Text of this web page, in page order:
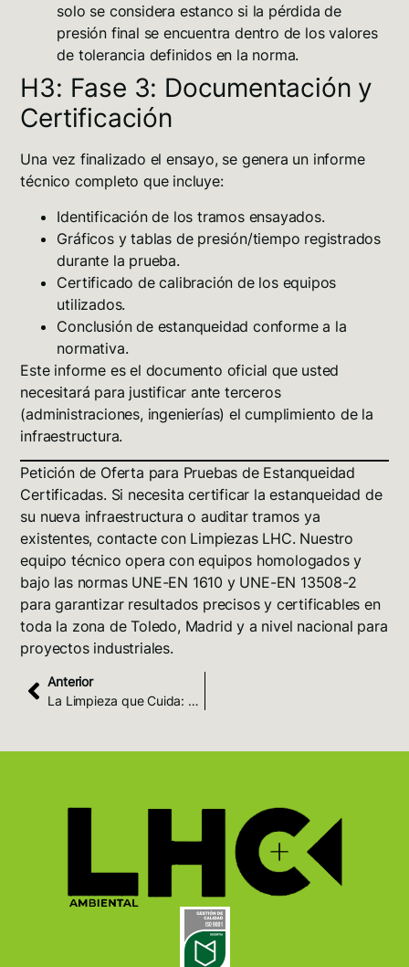
solo se considera estanco si la pérdida de
presión final se encuentra dentro de los valores
de tolerancia definidos en la norma.
H3: Fase 3: Documentación y
Certificación
Una vez finalizado el ensayo, se genera un informe
técnico completo que incluye:
Identificación de los tramos ensayados.
Gráficos y tablas de presión/tiempo registrados
durante la prueba.
Certificado de calibración de los equipos
utilizados.
Conclusión de estanqueidad conforme a la
normativa.
Este informe es el documento oficial que usted
necesitará para justificar ante terceros
(administraciones, ingenierías) el cumplimiento de la
infraestructura.
Petición de Oferta para Pruebas de Estanqueidad
Certificadas. Si necesita certificar la estanqueidad de
su nueva infraestructura o auditar tramos ya
existentes, contacte con Limpiezas LHC. Nuestro
equipo técnico opera con equipos homologados y
bajo las normas UNE-EN 1610 y UNE-EN 13508-2
para garantizar resultados precisos y certificables en
toda la zona de Toledo, Madrid y a nivel nacional para
proyectos industriales.
Anterior
La Limpieza que Cuida: El Compromiso de LHC Ambiental con el Agua y las Técnicas No Contaminantes